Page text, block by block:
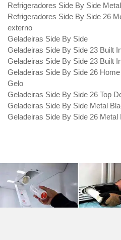
Refrigeradores Side By Side
Refrigeradores Side By Side 26
externo
Geladeiras Side By Side
Geladeiras Side By Side 23 Built
Geladeiras Side By Side 23 Built
Geladeiras Side By Side 26
Gelo
Geladeiras Side By Side 26 Top
Geladeiras Side By Side Metal
Geladeiras Side By Side 26